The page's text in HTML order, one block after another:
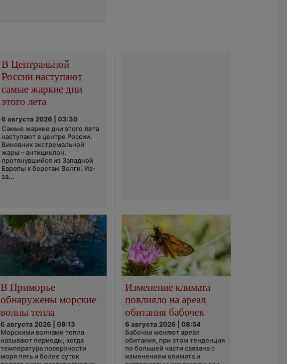
В Центральной
России наступают
самые жаркие дни
этого лета
6 августа 2026 | 03:30
Самые жаркие дни этого лета
наступают в центре России.
Виновник экстремальной
жары – антициклон,
протянувшийся из Западной
Европы к берегам Волги. Из-
за...
В Приморье
обнаружены морские
волны тепла
6 августа 2026 | 09:13
Морскими волнами тепла
называют периоды, когда
температура поверхности
моря пять и более суток
Изменение климата
повлияло на ареал
обитания бабочек
6 августа 2026 | 08:54
Бабочки меняют ареал
обитания, при этом тенденция
по большей части связана с
изменением климата и